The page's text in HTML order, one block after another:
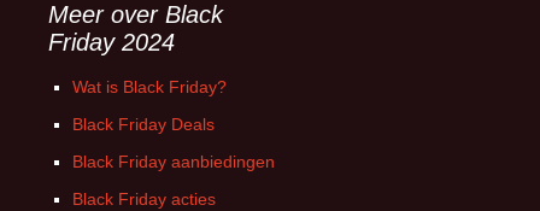
Meer over Black
Friday 2024
Wat is Black Friday?
Black Friday Deals
Black Friday aanbiedingen
Black Friday acties